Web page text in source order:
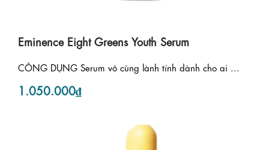
Eminence Eight Greens Youth Serum
CÔNG DỤNG Serum vô cùng lành tính dành cho ai ...
1.050.000₫